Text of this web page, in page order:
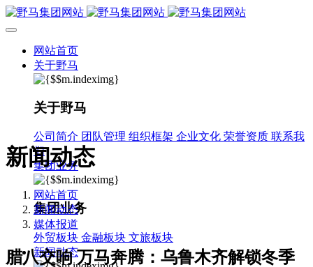
网站首页
关于野马
关于野马
公司简介 团队管理 组织框架 企业文化 荣誉资质 联系我
们
集团业务
集团业务
外贸板块 金融板块 文旅板块
新闻动态
新闻动态
网站首页
新闻动态
媒体报道
腊八交响 万马奔腾：乌鲁木齐解锁冬季